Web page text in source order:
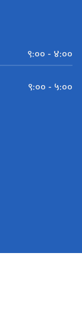
९:०० - ४:००
९:०० - ५:००